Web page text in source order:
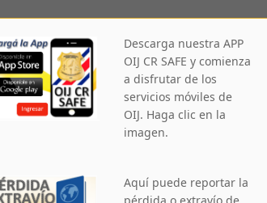
Descarga nuestra APP
OIJ CR SAFE y comienza
a disfrutar de los
servicios móviles de
OIJ. Haga clic en la
imagen.
Aquí puede reportar la